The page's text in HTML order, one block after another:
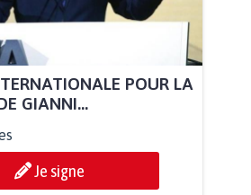
POUR LA
GIANNI...
Je signe